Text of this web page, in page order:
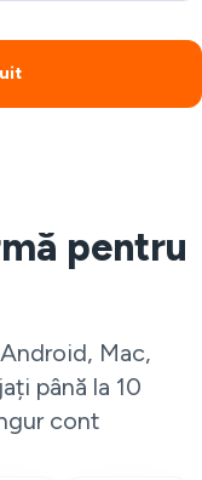
pentru
Mac,
până la 10
cont